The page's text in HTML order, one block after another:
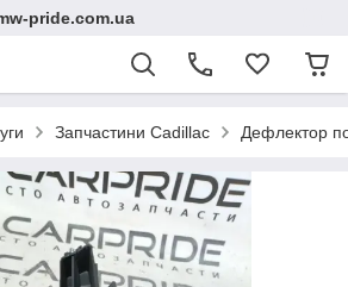
pride.com.ua
Запчастини Cadillac Дефлектор